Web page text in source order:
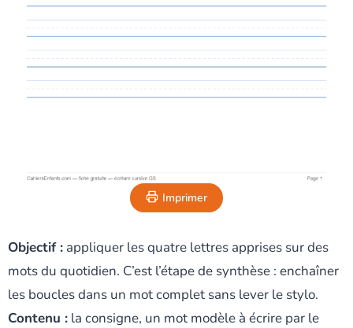
Imprimer
Objectif : appliquer les quatre lettres apprises sur des
mots du quotidien. C’est l’étape de synthèse : enchaîner
les boucles dans un mot complet sans lever le stylo.
Contenu : la consigne, un mot modèle à écrire par le